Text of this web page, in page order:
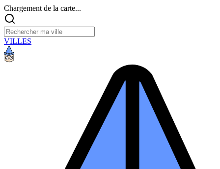
Chargement de la carte...
VILLES